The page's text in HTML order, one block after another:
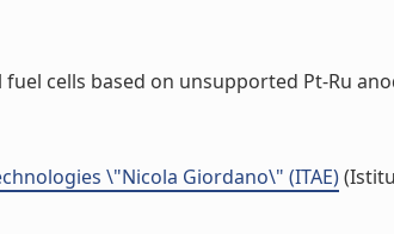
cells based on unsupported Pt-Ru
\"Nicola Giordano\" (ITAE)